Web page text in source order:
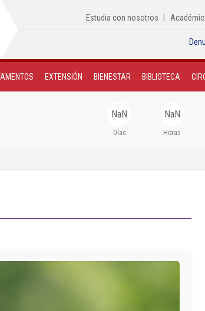
Estudia con nosotros
EXTENSIÓN BIENESTAR BIBLIOTECA
NaN
Días
NaN
Horas